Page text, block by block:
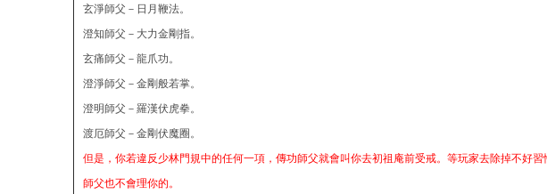
玄淨師父－日月鞭法。
澄知師父－大力金剛指。
玄痛師父－龍爪功。
澄淨師父－金剛般若掌。
澄明師父－羅漢伏虎拳。
渡厄師父－金剛伏魔圈。
但是，你若違反少林門規中的任何一項，傳功師父就會叫你去初祖庵前受戒。等玩家去除掉不好
師父也不會理你的。